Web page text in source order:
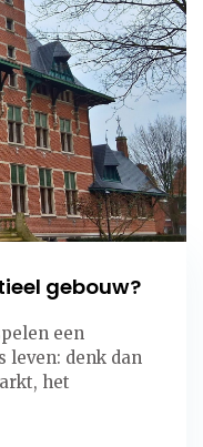
gebouw?
een
leven: denk dan
het